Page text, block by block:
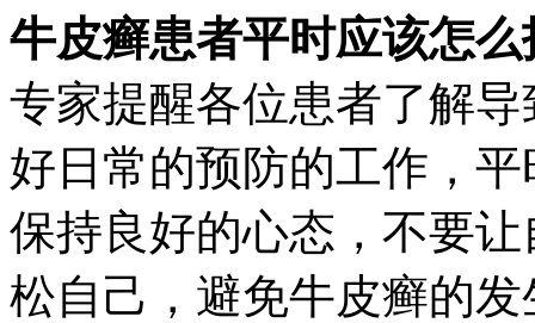
牛皮癣患者平时应该怎么
专家提醒各位患者了解
好日常的预防的工作，
保持良好的心态，不要
松自己，避免牛皮癣的